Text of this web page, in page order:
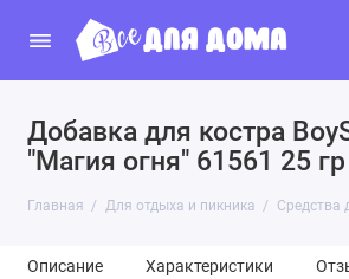
Добавка для костра
"Магия огня" 61561 25 гр
Главная Для отдыха и пикника Средства
Описание Характеристики